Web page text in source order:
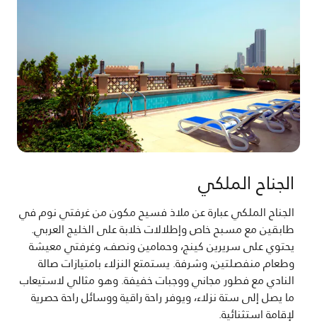
الجناح الملكي
الجناح الملكي عبارة عن ملاذ فسيح مكون من غرفتي نوم في
طابقين مع مسبح خاص وإطلالات خلابة على الخليج العربي.
يحتوي على سريرين كينج، وحمامين ونصف، وغرفتي معيشة
وطعام منفصلتين، وشرفة. يستمتع النزلاء بامتيازات صالة
النادي مع فطور مجاني ووجبات خفيفة. وهو مثالي لاستيعاب
ما يصل إلى ستة نزلاء، ويوفر راحة راقية ووسائل راحة حصرية
لإقامة استثنائية.